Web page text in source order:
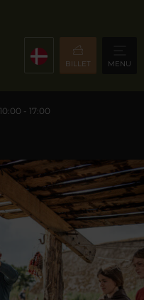
BILLET MENU
10:00 - 17:00